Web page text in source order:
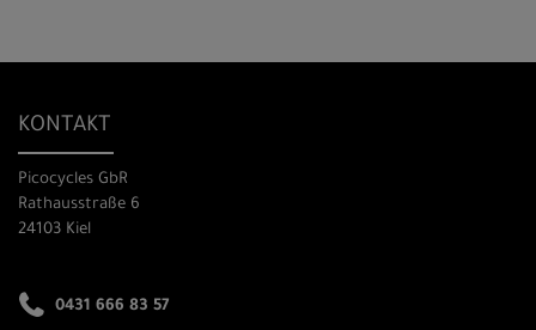
KONTAKT
Picocycles GbR
Rathausstraße 6
24103 Kiel
0431 666 83 57